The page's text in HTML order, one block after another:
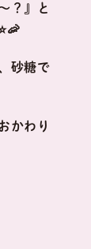
？』と
砂糖で
かわり